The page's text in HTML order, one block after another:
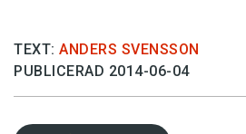
TEXT: ANDERS SVENSSON
PUBLICERAD 2014-06-04